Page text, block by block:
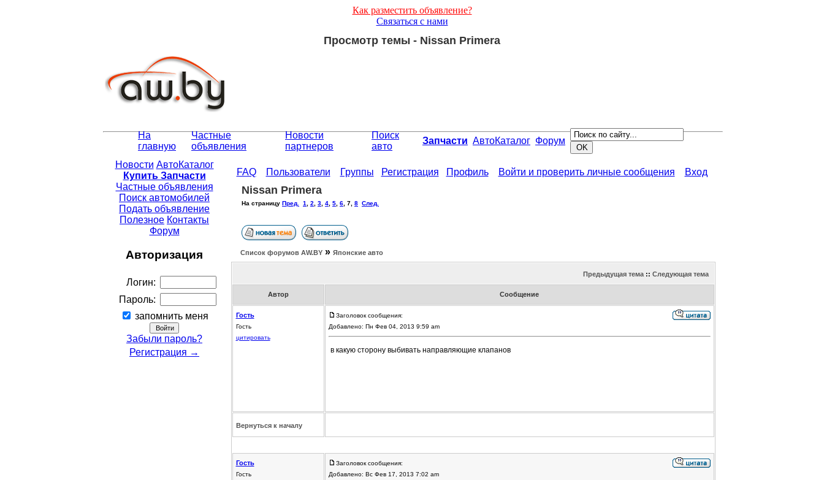
Как разместить объявление?
Связаться с нами
Просмотр темы - Nissan Primera
На
главную
Частные
объявления
Новости
партнеров
Поиск
авто
Запчасти АвтоКаталог Форум
Новости АвтоКаталог
Купить Запчасти
Частные объявления
Поиск автомобилей
Подать объявление
Полезное Контакты
Форум
Авторизация
Логин:
Пароль:
запомнить меня
Забыли пароль?
Регистрация →
FAQ Пользователи Группы Регистрация Профиль Войти и проверить личные сообщения Вход
Nissan Primera
На страницу Пред. 1 2 3 4 5 6 7 8 След.
Список форумов АW.BY» Японские авто
Предыдущая тема:: Следующая тема
Автор Сообщение
Гость
Гость
цитировать
Заголовок сообщения:
Добавлено: Пн Фев 04, 2013 9:59 am
в какую сторону выбивать направляющие клапанов
Вернуться к началу
Гость
Гость
Заголовок сообщения:
Добавлено: Вс Фев 17, 2013 7:02 am